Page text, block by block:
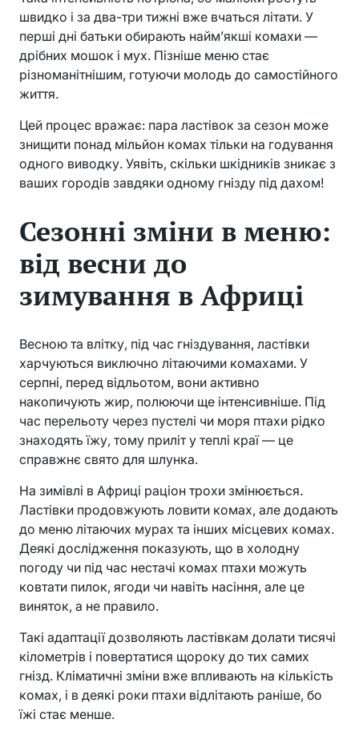
швидко і за два-три тижні вже вчаться літати. У
перші дні батьки обирають найм’якші комахи —
дрібних мошок і мух. Пізніше меню стає
різноманітнішим, готуючи молодь до самостійного
життя.
Цей процес вражає: пара ластівок за сезон може
знищити понад мільйон комах тільки на годування
одного виводку. Уявіть, скільки шкідників зникає з
ваших городів завдяки одному гнізду під дахом!
Сезонні зміни в меню:
від весни до
зимування в Африці
Весною та влітку, під час гніздування, ластівки
харчуються виключно літаючими комахами. У
серпні, перед відльотом, вони активно
накопичують жир, полюючи ще інтенсивніше. Під
час перельоту через пустелі чи моря птахи рідко
знаходять їжу, тому приліт у теплі краї — це
справжнє свято для шлунка.
На зимівлі в Африці раціон трохи змінюється.
Ластівки продовжують ловити комах, але додають
до меню літаючих мурах та інших місцевих комах.
Деякі дослідження показують, що в холодну
погоду чи під час нестачі комах птахи можуть
ковтати пилок, ягоди чи навіть насіння, але це
виняток, а не правило.
Такі адаптації дозволяють ластівкам долати тисячі
кілометрів і повертатися щороку до тих самих
гнізд. Кліматичні зміни вже впливають на кількість
комах, і в деякі роки птахи відлітають раніше, бо
їжі стає менше.